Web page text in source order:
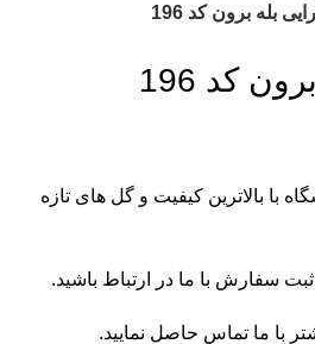
بله برون کد 196
کد 196
با بالاترین کیفیت و گل های تازه
سفارش با ما در ارتباط باشید.
با ما تماس حاصل نمایید.